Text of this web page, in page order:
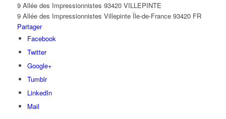
9 Allée des Impressionnistes 93420 VILLEPINTE
9 Allée des Impressionnistes Villepinte Île-de-France 93420 FR
Partager
Facebook
Twitter
Google+
Tumblr
LinkedIn
Mail